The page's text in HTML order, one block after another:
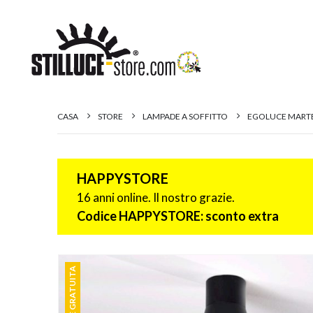
CASA STORE LAMPADE A SOFFITTO EGOLUCE
HAPPYSTORE
16 anni online. Il nostro grazie.
Codice HAPPYSTORE: sconto extra